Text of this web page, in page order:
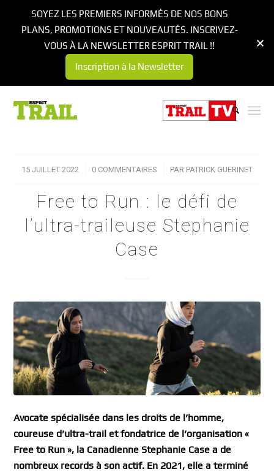
15 JUILLET 2022
/ 0 COMMENTAIRES
/ PAR PATRICK GUERINET
Free to Run : le défi de
l’ultra-traileuse Stephanie
Case
Avocate spécialisée dans les droits de l’homme,
coureuse d’ultra-trail et fondatrice de l’organisation «
Free to Run », la Canadienne Stephanie Case a de
nombreux records à son actif. En 2021, elle a terminé
SOYEZ LES PREMIERS INFORMÉS DE NOS BONS
PLANS, PROMOTIONS ET NOUVEAUTÉS. INSCRIVEZ-
VOUS À LA NEWSLETTER ESPRIT TRAIL !!
Inscription à la Newsletter